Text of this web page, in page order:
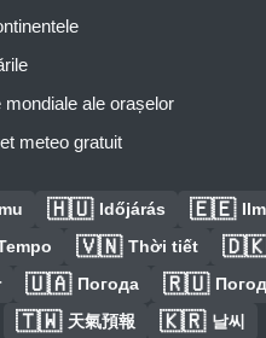
mondiale ale orașelor
meteo gratuit
🇭🇺 Időjárás 🇪🇪 Ilm
🇻🇳 Thời tiết
🇺🇦 Погода 🇷🇺
🇹🇼 天氣預報 🇰🇷 날씨